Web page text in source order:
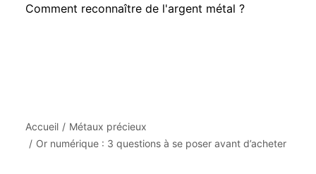
Comment reconnaître de l'argent métal ?
Accueil
Métaux précieux
Or numérique : 3 questions à se poser avant d’acheter